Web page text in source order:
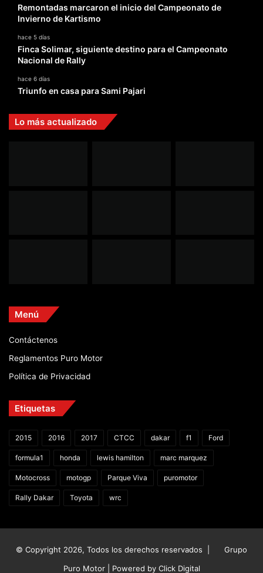
Remontadas marcaron el inicio del Campeonato de
Invierno de Kartismo
hace 5 días
Finca Solimar, siguiente destino para el Campeonato
Nacional de Rally
hace 6 días
Triunfo en casa para Sami Pajari
Lo más actualizado
Menú
Contáctenos
Reglamentos Puro Motor
Política de Privacidad
Etiquetas
2015 2016 2017 CTCC dakar f1 Ford
formula1 honda lewis hamilton marc marquez
Motocross motogp Parque Viva puromotor
Rally Dakar Toyota wrc
© Copyright 2026, Todos los derechos reservados |
Grupo
Puro Motor | Powered by Click Digital